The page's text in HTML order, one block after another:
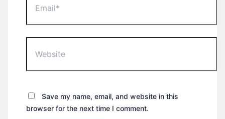
Save my name, email, and website in this
browser for the next time I comment.